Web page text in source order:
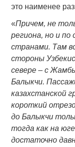
это наименее
«Причем, не
региона, но и по
странами. Там
стороны
севере – с
Балыкчи.
казахстанской
короткий
до Балыкчи
тогда как на
достаточно